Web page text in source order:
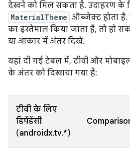
देखने को मिल सकता है. उदाहरण के
MaterialTheme ऑब्जेक्ट होता है.
का इस्तेमाल किया जाता है, तो हो
या आकार में अंतर दिखे.
यहां दी गई टेबल में, टीवी और
के अंतर को दिखाया गया है:
टीवी के लिए
डिपेंडेंसी
(androidx.tv.*)